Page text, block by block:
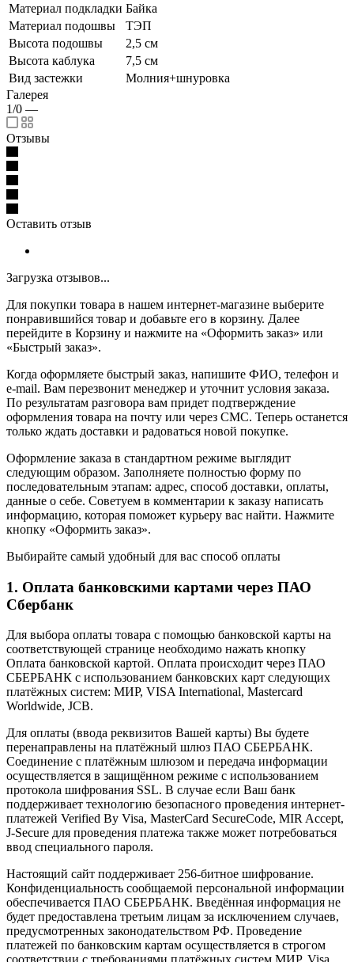
Материал подкладки Байка
Материал подошвы
ТЭП
Высота подошвы
2,5 см
Высота каблука
7,5 см
Вид застежки
Молния+шнуровка
Галерея
1/0 —
Отзывы
Оставить отзыв
Загрузка отзывов...
Для покупки товара в нашем интернет-магазине выберите
понравившийся товар и добавьте его в корзину. Далее
перейдите в Корзину и нажмите на «Оформить заказ» или
«Быстрый заказ».
Когда оформляете быстрый заказ, напишите ФИО, телефон и
e-mail. Вам перезвонит менеджер и уточнит условия заказа.
По результатам разговора вам придет подтверждение
оформления товара на почту или через СМС. Теперь останется
только ждать доставки и радоваться новой покупке.
Оформление заказа в стандартном режиме выглядит
следующим образом. Заполняете полностью форму по
последовательным этапам: адрес, способ доставки, оплаты,
данные о себе. Советуем в комментарии к заказу написать
информацию, которая поможет курьеру вас найти. Нажмите
кнопку «Оформить заказ».
Выбирайте самый удобный для вас способ оплаты
1. Оплата банковскими картами через ПАО
Сбербанк
Для выбора оплаты товара с помощью банковской карты на
соответствующей странице необходимо нажать кнопку
Оплата банковской картой. Оплата происходит через ПАО
СБЕРБАНК с использованием банковских карт следующих
платёжных систем: МИР, VISA International, Mastercard
Worldwide, JCB.
Для оплаты (ввода реквизитов Вашей карты) Вы будете
перенаправлены на платёжный шлюз ПАО СБЕРБАНК.
Соединение с платёжным шлюзом и передача информации
осуществляется в защищённом режиме с использованием
протокола шифрования SSL. В случае если Ваш банк
поддерживает технологию безопасного проведения интернет-
платежей Verified By Visa, MasterCard SecureCode, MIR Accept,
J-Secure для проведения платежа также может потребоваться
ввод специального пароля.
Настоящий сайт поддерживает 256-битное шифрование.
Конфиденциальность сообщаемой персональной информации
обеспечивается ПАО СБЕРБАНК. Введённая информация не
будет предоставлена третьим лицам за исключением случаев,
предусмотренных законодательством РФ. Проведение
платежей по банковским картам осуществляется в строгом